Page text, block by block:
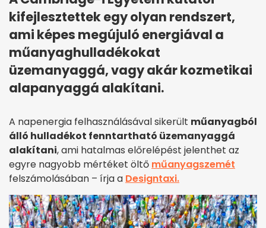
kifejlesztettek egy olyan rendszert,
ami képes megújuló energiával a
műanyaghulladékokat
üzemanyaggá, vagy akár kozmetikai
alapanyaggá alakítani.
A napenergia felhasználásával sikerült műanyagból
álló hulladékot fenntartható üzemanyaggá
alakítani, ami hatalmas előrelépést jelenthet az
egyre nagyobb mértéket öltő műanyagszemét
felszámolásában – írja a Designtaxi.